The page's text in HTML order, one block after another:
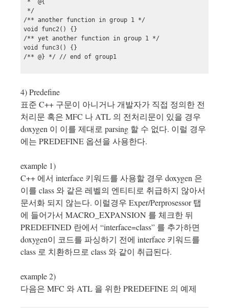
*  @{
*/
/** another function in group 1 */
void func2() {}
/** yet another function in group 1 */
void func3() {}
/** @} */ // end of group1
4) Predefine
표준 C++ 구문이 아니거나 개발자가 직접 정의한 전
처리문 혹은 MFC 나 ATL 의 전처리문이 있을 경우
doxygen 이 이를 제대로 parsing 할 수 없다. 이럴 경우
에는 PREDEFINE 옵션을 사용한다.
example 1)
C++ 에서 interface 키워드를 사용할 경우 doxygen 은
이를 class 와 같은 레벨의 엔티티로 취급하지 않아서
문서화 되지 않는다. 이럴경우 Exper/Perprosessor 탭
에 들어가서 MACRO_EXPANSION 를 체크한 뒤
PREDEFINED 란에서 “interface=class” 를 추가하면
doxygen이 코드를 파싱하기 전에 interface 키워드를
class 로 치환하므로 class 와 같이 취급된다.
example 2)
다음은 MFC 와 ATL 을 위한 PREDEFINE 의 예제